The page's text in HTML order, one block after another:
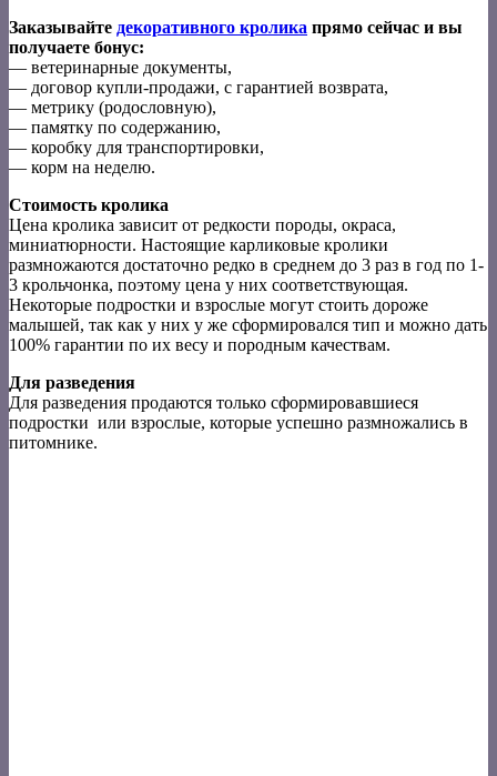
Заказывайте декоративного кролика прямо сейчас и вы
получаете бонус:
— ветеринарные документы,
— договор купли-продажи, с гарантией возврата,
— метрику (родословную),
— памятку по содержанию,
— коробку для транспортировки,
— корм на неделю.
Стоимость кролика
Цена кролика зависит от редкости породы, окраса,
миниатюрности. Настоящие карликовые кролики
размножаются достаточно редко в среднем до 3 раз в год по 1-
3 крольчонка, поэтому цена у них соответствующая.
Некоторые подростки и взрослые могут стоить дороже
малышей, так как у них у же сформировался тип и можно дать
100% гарантии по их весу и породным качествам.
Для разведения
Для разведения продаются только сформировавшиеся
подростки или взрослые, которые успешно размножались в
питомнике.